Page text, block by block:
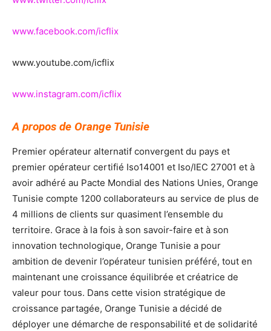
www.facebook.com/icflix
www.youtube.com/icflix
www.instagram.com/icflix
A propos de Orange Tunisie
Premier opérateur alternatif convergent du pays et
premier opérateur certifié Iso14001 et Iso/IEC 27001 et à
avoir adhéré au Pacte Mondial des Nations Unies, Orange
Tunisie compte 1200 collaborateurs au service de plus de
4 millions de clients sur quasiment l’ensemble du
territoire. Grace à la fois à son savoir-faire et à son
innovation technologique, Orange Tunisie a pour
ambition de devenir l’opérateur tunisien préféré, tout en
maintenant une croissance équilibrée et créatrice de
valeur pour tous. Dans cette vision stratégique de
croissance partagée, Orange Tunisie a décidé de
déployer une démarche de responsabilité et de solidarité